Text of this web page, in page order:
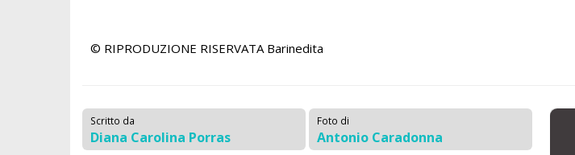
© RIPRODUZIONE RISERVATA Barinedita
Scritto da
Diana Carolina Porras
Foto di
Antonio Caradonna